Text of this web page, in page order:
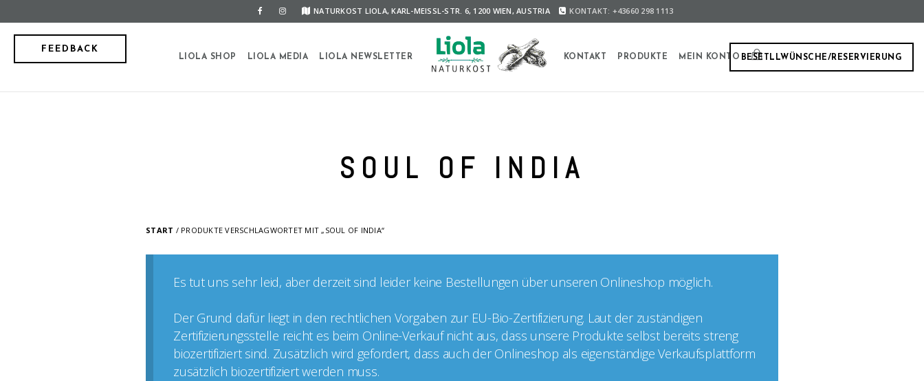
NATURKOST LIOLA, KARL-MEISSL-STR. 6, 1200 WIEN, AUSTRIA KONTAKT: +43660 298 1113
FEEDBACK
BESETLLWÜNSCHE/RESERVIERUNG
LIOLA SHOP LIOLA MEDIA LIOLA NEWSLETTER KONTAKT PRODUKTE MEIN KONTO
SOUL OF INDIA
START / PRODUKTE VERSCHLAGWORTET MIT „SOUL OF INDIA“
Es tut uns sehr leid, aber derzeit sind leider keine Bestellungen über unseren Onlineshop möglich.
Der Grund dafür liegt in den rechtlichen Vorgaben zur EU-Bio-Zertifizierung. Laut der zuständigen
Zertifizierungsstelle reicht es beim Online-Verkauf nicht aus, dass unsere Produkte selbst bereits streng
biozertifiziert sind. Zusätzlich wird gefordert, dass auch der Onlineshop als eigenständige Verkaufsplattform
zusätzlich biozertifiziert werden muss.